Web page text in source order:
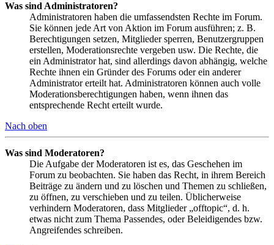
Was sind Administratoren?
Administratoren haben die umfassendsten Rechte im Forum.
Sie können jede Art von Aktion im Forum ausführen; z. B.
Berechtigungen setzen, Mitglieder sperren, Benutzergruppen
erstellen, Moderationsrechte vergeben usw. Die Rechte, die
ein Administrator hat, sind allerdings davon abhängig, welche
Rechte ihnen ein Gründer des Forums oder ein anderer
Administrator erteilt hat. Administratoren können auch volle
Moderationsberechtigungen haben, wenn ihnen das
entsprechende Recht erteilt wurde.
Nach oben
Was sind Moderatoren?
Die Aufgabe der Moderatoren ist es, das Geschehen im
Forum zu beobachten. Sie haben das Recht, in ihrem Bereich
Beiträge zu ändern und zu löschen und Themen zu schließen,
zu öffnen, zu verschieben und zu teilen. Üblicherweise
verhindern Moderatoren, dass Mitglieder „offtopic“, d. h.
etwas nicht zum Thema Passendes, oder Beleidigendes bzw.
Angreifendes schreiben.